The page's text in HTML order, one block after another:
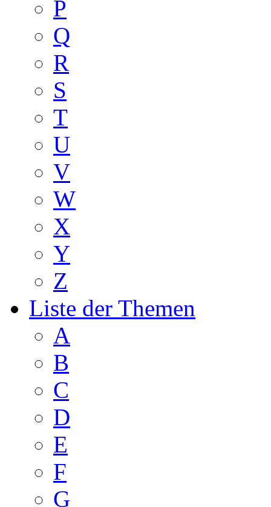
P
Q
R
S
T
U
V
W
X
Y
Z
Liste der Themen
A
B
C
D
E
F
G